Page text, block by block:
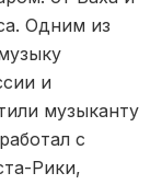
Одним из
и
музыканту
с
Рики,